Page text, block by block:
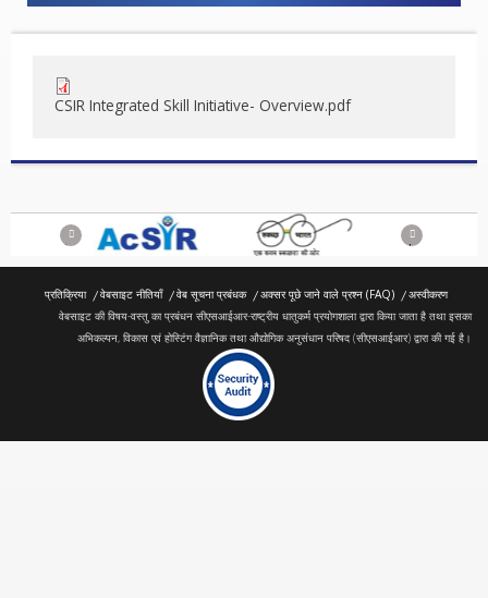
CSIR Integrated Skill Initiative- Overview.pdf
Previous Next
प्रतिक्रिया वेबसाइट नीतियाँ वेब सूचना प्रबंधक अक्सर पूछे जाने वाले प्रश्न (FAQ)
अस्वीकरण
वेबसाइट की विषय-वस्तु का प्रबंधन सीएसआईआर-राष्ट्रीय धातुकर्म प्रयोगशाला द्वारा किया जाता है तथा इसका
अभिकल्पन, विकास एवं होस्टिंग वैज्ञानिक तथा औद्योगिक अनुसंधान परिषद (सीएसआईआर) द्वारा की गई है।